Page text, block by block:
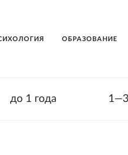
ОБРАЗОВАНИЕ
до 1 года